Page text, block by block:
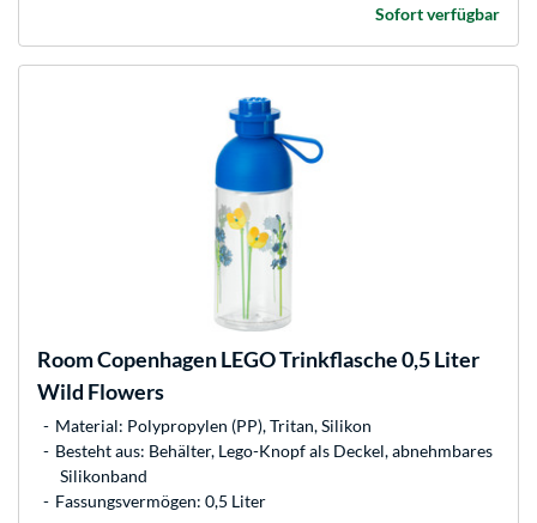
Sofort verfügbar
Room CopenhagenLEGO Trinkflasche 0,5 Liter
Wild Flowers
Material: Polypropylen (PP), Tritan, Silikon
Besteht aus: Behälter, Lego-Knopf als Deckel, abnehmbares
Silikonband
Fassungsvermögen: 0,5 Liter